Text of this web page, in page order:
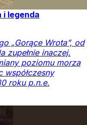
legenda
„Gorące Wrota”, od
zupełnie inaczej.
poziomu morza
współczesny
roku p.n.e.